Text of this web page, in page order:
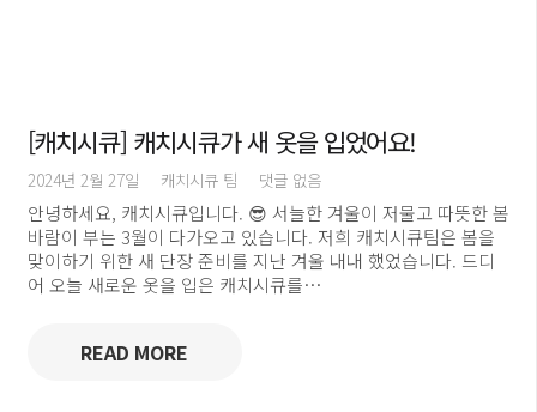
[캐치시큐] 캐치시큐가 새 옷을 입었어요!
2024년 2월 27일 캐치시큐 팀 댓글 없음
안녕하세요, 캐치시큐입니다. 😎 서늘한 겨울이 저물고 따뜻한 봄
바람이 부는 3월이 다가오고 있습니다. 저희 캐치시큐팀은 봄을
맞이하기 위한 새 단장 준비를 지난 겨울 내내 했었습니다. 드디
어 오늘 새로운 옷을 입은 캐치시큐를…
READ MORE